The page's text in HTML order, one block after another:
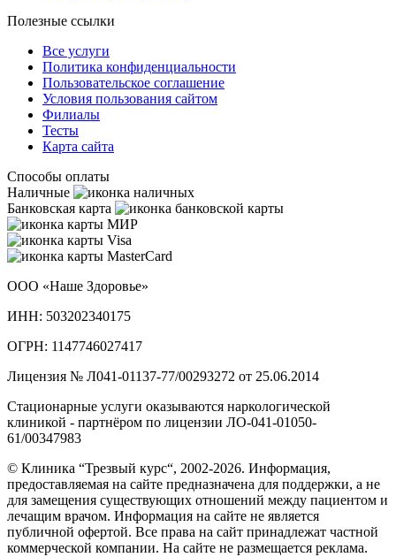
Полезные ссылки
Все услуги
Политика конфиденциальности
Пользовательское cоглашение
Условия пользования сайтом
Филиалы
Тесты
Карта сайта
Способы оплаты
Наличные
Банковская карта
ООО «Наше Здоровье»
ИНН: 503202340175
ОГРН: 1147746027417
Лицензия № Л041-01137-77/00293272 от 25.06.2014
Стационарные услуги оказываются наркологической
клиникой - партнёром по лицензии ЛО-041-01050-
61/00347983
© Клиника “Трезвый курс“, 2002-2026. Информация,
предоставляемая на сайте предназначена для поддержки, а не
для замещения существующих отношений между пациентом и
лечащим врачом. Информация на сайте не является
публичной офертой. Все права на сайт принадлежат частной
коммерческой компании. На сайте не размещается реклама.